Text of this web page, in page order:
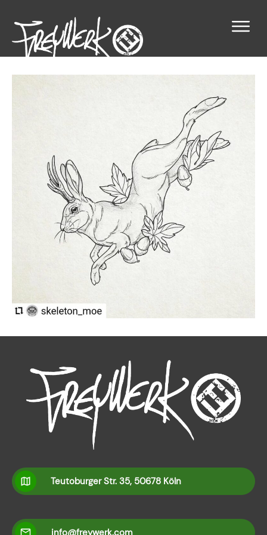
Teutoburger Str. 35, 50678 Köln
info@freywerk.com